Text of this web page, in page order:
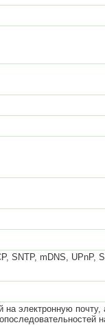
SNTP, mDNS, UPnP,
электронную почту,